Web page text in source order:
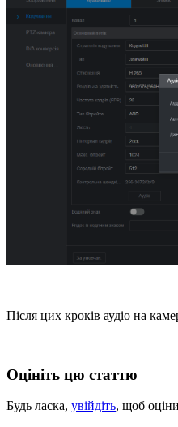
Після цих кроків аудіо на
Оцініть цю статтю
Будь ласка, увійдіть, щоб